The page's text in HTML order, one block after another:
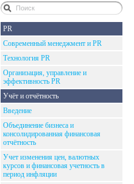
PR
Современный менеджмент и PR
Технология PR
Организация, управление и
эффективность PR
Учёт и отчётность
Введение
Объединение бизнеса и
консолидированная финансовая
отчётность
Учет изменения цен, валютных
курсов и финансовая учетность в
период инфляции